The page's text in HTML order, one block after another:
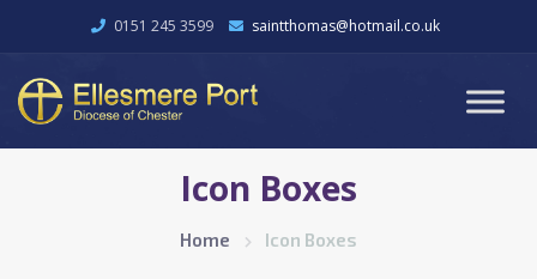
0151 245 3599 saintthomas@hotmail.co.uk
Icon Boxes
Home Icon Boxes